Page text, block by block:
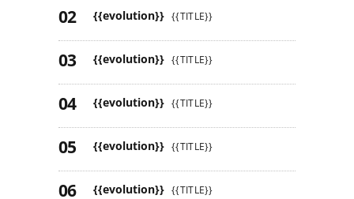
{{evolution}} {{TITLE}}
{{evolution}} {{TITLE}}
{{evolution}} {{TITLE}}
{{evolution}} {{TITLE}}
{{evolution}} {{TITLE}}